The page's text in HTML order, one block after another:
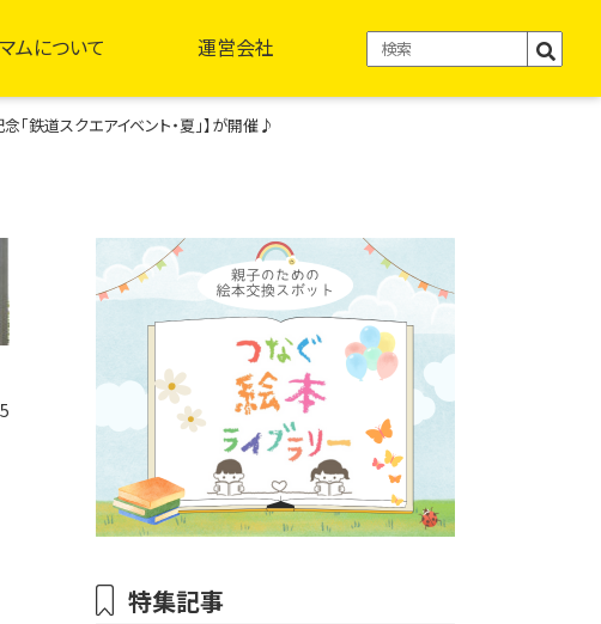
ムについて 運営会社
鉄道スクエアイベント・夏」】が開催♪
特集記事